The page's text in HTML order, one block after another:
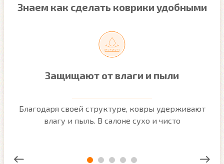
Знаем как сделать коврики удобными
Защищают от влаги и пыли
Благодаря своей структуре, ковры удерживают
влагу и пыль. В салоне сухо и чисто